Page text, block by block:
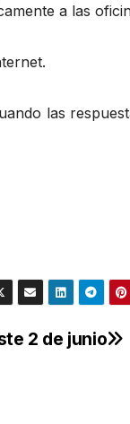
a las
las
2 de junio